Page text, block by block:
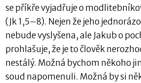
se příkře vyjadřuje o
(Jk 1,5–8). Nejen že jeho
nebude vyslyšena, ale Jakub o
prohlašuje, že je to člověk
nestálý. Možná bychom někoho
soud napomenuli. Možná by si